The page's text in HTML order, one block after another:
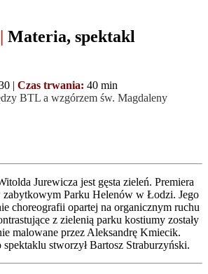
| Materia, spektakl
| Czas trwania: 40 min
BTL a wzgórzem św. Magdaleny
Jurewicza jest gęsta zieleń. Premiera
zabytkowym Parku Helenów w Łodzi. Jego
choreografii opartej na organicznym ruchu
z zielenią parku kostiumy zostały
malowane przez Aleksandrę Kmiecik.
stworzył Bartosz Straburzyński.